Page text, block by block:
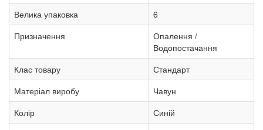
Велика упаковка
6
Призначення
Опалення /
Водопостачання
Клас товару
Стандарт
Матеріал виробу
Чавун
Колір
Синій